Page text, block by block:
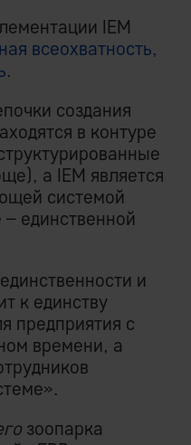
IEM
всеохватность,
.
создания
в контуре
а IEM является
системой
единственной
и
к единству
предприятия с
времени, а
зоопарка